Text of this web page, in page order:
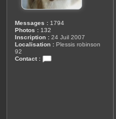
Messages : 1794
Photos : 132
Inscription : 24 Juil 2007
Localisation : Plessis robinson
92
Contact :